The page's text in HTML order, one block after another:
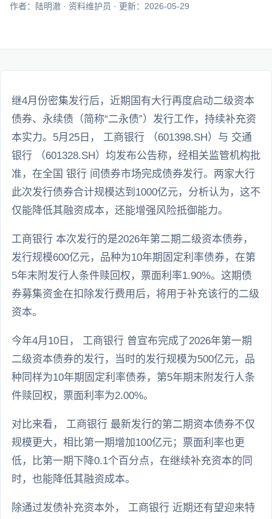
作者：陆明澈 · 资料维护员 · 更新：2026-05-29
继4月份密集发行后，近期国有大行再度启动二级资本
债券、永续债（简称“二永债”）发行工作，持续补充资
本实力。5月25日， 工商银行 （601398.SH）与 交通
银行 （601328.SH）均发布公告称，经相关监管机构批
准，在全国 银行 间债券市场完成债券发行。两家大行
此次发行债券合计规模达到1000亿元，分析认为，这不
仅能降低其融资成本，还能增强风险抵御能力。
工商银行 本次发行的是2026年第二期二级资本债券，
发行规模600亿元，品种为10年期固定利率债券，在第
5年末附发行人条件赎回权，票面利率1.90%。这期债
券募集资金在扣除发行费用后，将用于补充该行的二级
资本。
今年4月10日， 工商银行 曾宣布完成了2026年第一期
二级资本债券的发行，当时的发行规模为500亿元，品
种同样为10年期固定利率债券，第5年期末附发行人条
件赎回权，票面利率为2.00%。
对比来看， 工商银行 最新发行的第二期资本债券不仅
规模更大，相比第一期增加100亿元；票面利率也更
低，比第一期下降0.1个百分点，在继续补充资本的同
时，也能降低其融资成本。
除通过发债补充资本外， 工商银行 近期还有望迎来特